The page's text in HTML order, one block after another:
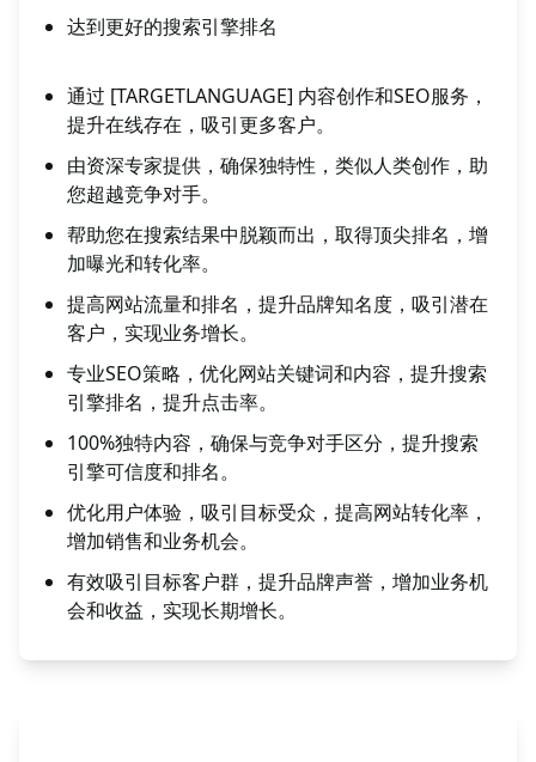
达到更好的搜索引擎排名
通过 [TARGETLANGUAGE] 内容创作和SEO服务，
提升在线存在，吸引更多客户。
由资深专家提供，确保独特性，类似人类创作，助
您超越竞争对手。
帮助您在搜索结果中脱颖而出，取得顶尖排名，增
加曝光和转化率。
提高网站流量和排名，提升品牌知名度，吸引潜在
客户，实现业务增长。
专业SEO策略，优化网站关键词和内容，提升搜索
引擎排名，提升点击率。
100%独特内容，确保与竞争对手区分，提升搜索
引擎可信度和排名。
优化用户体验，吸引目标受众，提高网站转化率，
增加销售和业务机会。
有效吸引目标客户群，提升品牌声誉，增加业务机
会和收益，实现长期增长。